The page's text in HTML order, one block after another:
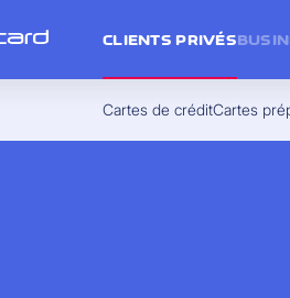
CLIENTS PRIVÉS
Cartes de créditCartes